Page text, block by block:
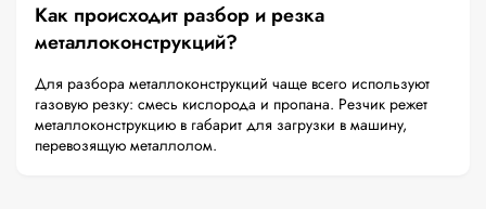
Как происходит разбор и резка
металлоконструкций?
Для разбора металлоконструкций чаще всего используют
газовую резку: смесь кислорода и пропана. Резчик режет
металлоконструкцию в габарит для загрузки в машину,
перевозящую металлолом.